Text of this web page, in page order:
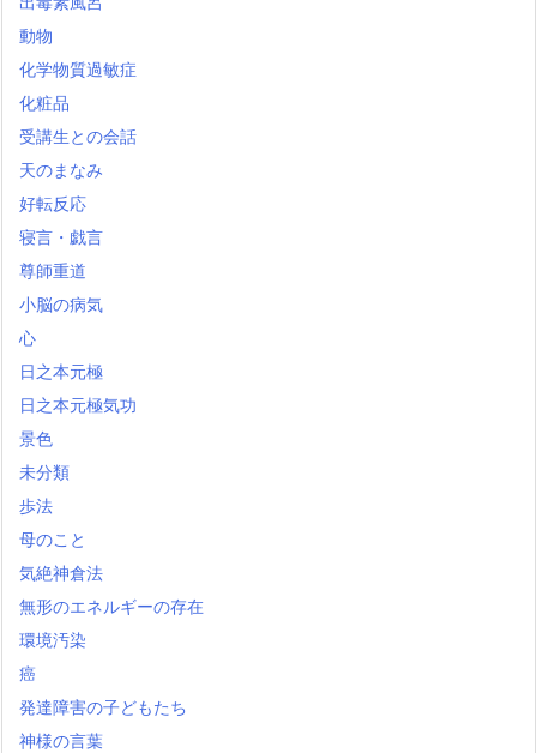
動物
化学物質過敏症
化粧品
受講生との会話
天のまなみ
好転反応
寝言・戯言
尊師重道
小脳の病気
心
日之本元極
日之本元極気功
景色
未分類
歩法
母のこと
気絶神倉法
無形のエネルギーの存在
環境汚染
癌
発達障害の子どもたち
神様の言葉